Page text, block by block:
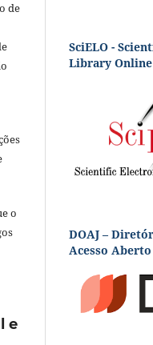
de
o
e
SciELO -
Library Online
DOAJ –
Acesso Aberto